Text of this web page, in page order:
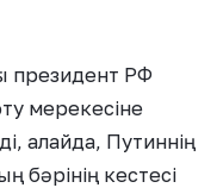
президент РФ
мерекесіне
алайда, Путиннің
бәрінің кестесі